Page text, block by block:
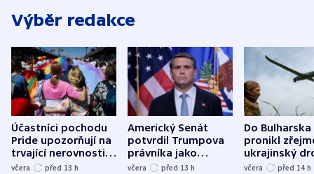
Výběr redakce
Účastníci pochodu
Pride upozorňují na
trvající nerovnosti i
společenskou
včera před 13 h
Americký Senát
potvrdil Trumpova
právníka jako
ministra
včera před 13 h
Do Bulharska
pronikl
ukrajinský
explodoval
včera před 14 h